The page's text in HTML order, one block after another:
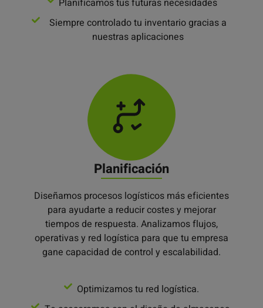
Planificamos tus futuras necesidades
Siempre controlado tu inventario gracias a
nuestras aplicaciones
Planificación
Diseñamos procesos logísticos más eficientes
para ayudarte a reducir costes y mejorar
tiempos de respuesta. Analizamos flujos,
operativas y red logística para que tu empresa
gane capacidad de control y escalabilidad.
Optimizamos tu red logística.